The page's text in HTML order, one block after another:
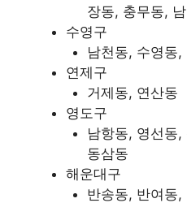
장동, 충무동,
수영구
남천동, 수영동
연제구
거제동, 연산동
영도구
남항동, 영선동
동삼동
해운대구
반송동, 반여동